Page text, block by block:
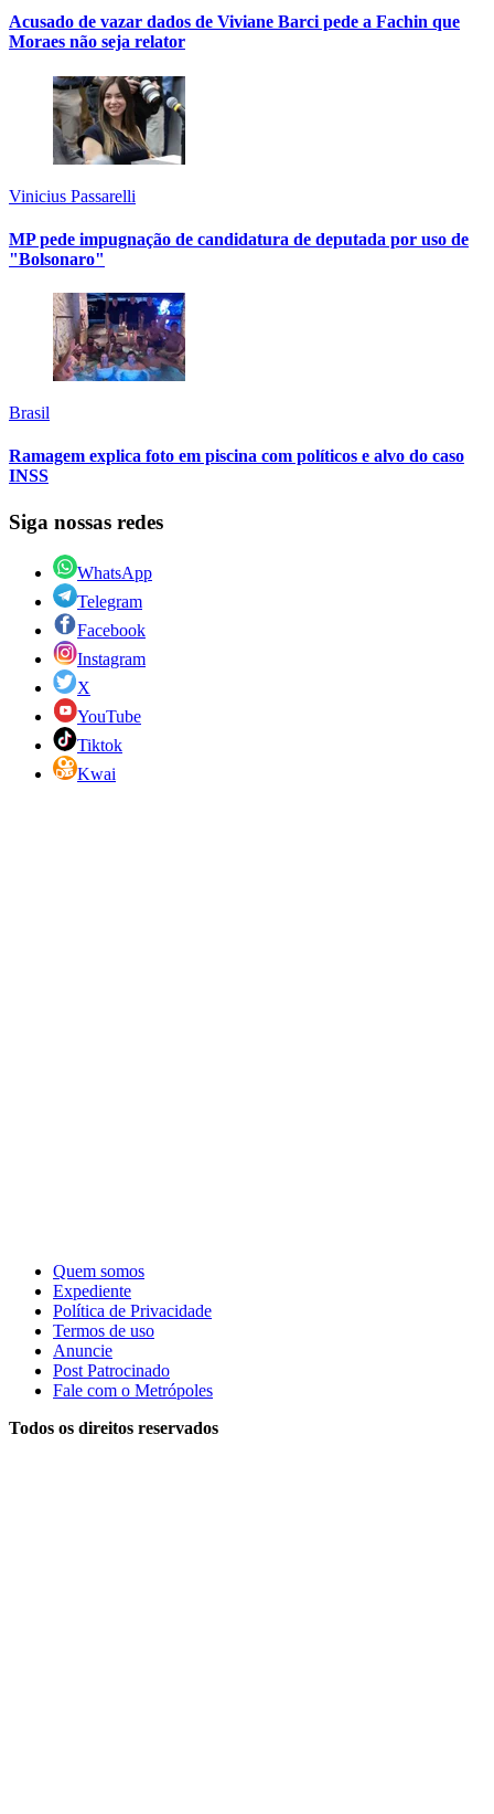
Acusado de vazar dados de Viviane Barci pede a Fachin que
Moraes não seja relator
Vinicius Passarelli
MP pede impugnação de candidatura de deputada por uso de
"Bolsonaro"
Brasil
Ramagem explica foto em piscina com políticos e alvo do caso
INSS
Siga nossas redes
WhatsApp
Telegram
Facebook
Instagram
X
YouTube
Tiktok
Kwai
Quem somos
Expediente
Política de Privacidade
Termos de uso
Anuncie
Post Patrocinado
Fale com o Metrópoles
Todos os direitos reservados